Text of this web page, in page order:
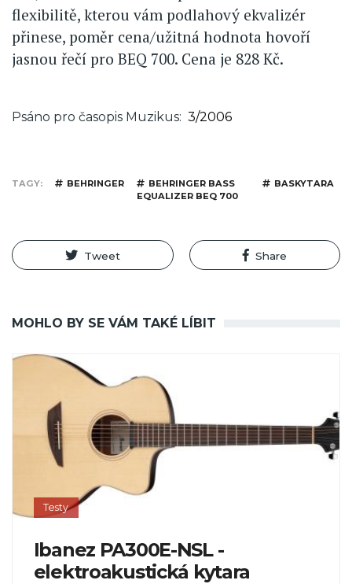
flexibilitě, kterou vám podlahový ekvalizér
přinese, poměr cena/užitná hodnota hovoří
jasnou řečí pro BEQ 700. Cena je 828 Kč.
Psáno pro časopis Muzikus 3/2006
TAGY BEHRINGER
BEHRINGER BASS
EQUALIZER BEQ 700
BASKYTARA
Tweet Share
MOHLO BY SE VÁM TAKÉ LÍBIT
Testy
Ibanez PA300E-NSL -
elektroakustická kytara